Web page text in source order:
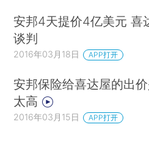
安邦4天提价4亿美元 喜
谈判
2016年03月18日 APP打开
安邦保险给喜达屋的出
太高
2016年03月15日 APP打开